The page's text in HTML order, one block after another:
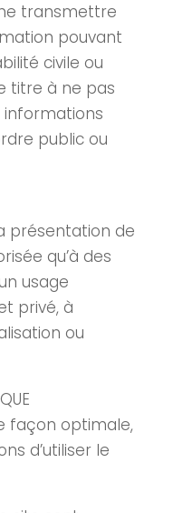
ne transmettre
pouvant
civile ou
titre à ne pas
informations
public ou
présentation de
qu’à des
usage
privé, à
ou
façon optimale,
d’utiliser le